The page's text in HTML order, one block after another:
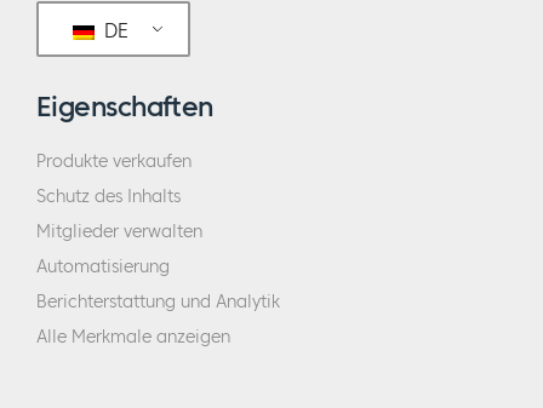
DE
Eigenschaften
Produkte verkaufen
Schutz des Inhalts
Mitglieder verwalten
Automatisierung
Berichterstattung und Analytik
Alle Merkmale anzeigen